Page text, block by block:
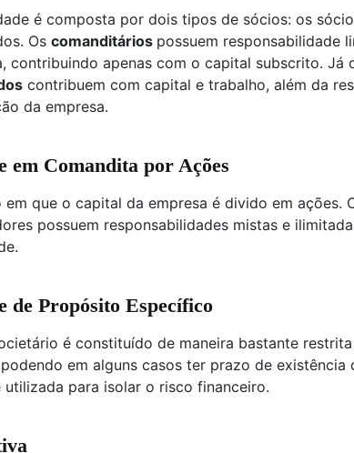
é composta por dois tipos de sócios: os
Os comanditários possuem responsabilidade
contribuindo apenas com o capital subscrito. Já
contribuem com capital e trabalho, além da
da empresa.
em Comandita por Ações
em que o capital da empresa é divido em ações.
possuem responsabilidades mistas e
de Propósito Específico
é constituído de maneira bastante
em alguns casos ter prazo de existência
utilizada para isolar o risco financeiro.